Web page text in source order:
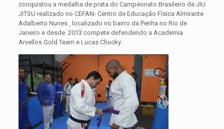
conquistou a medalha de prata do Campeonato Brasileiro de JIU
JITSU realizado no CEFAN- Centro de Educação Física Almirante
Adalberto Nunes , localizado no bairro da Penha no Rio de
Janeiro e desde 2013 compete defendendo a Academia
Arvellos Gold Team e Lucas Chucky.